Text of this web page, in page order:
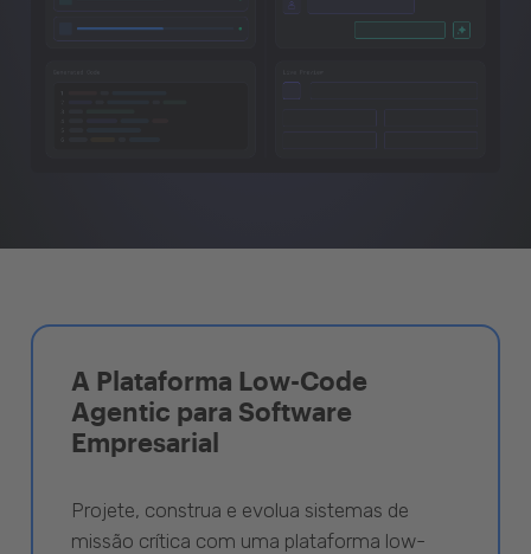
A Plataforma Low-Code
Agentic para Software
Empresarial
Projete, construa e evolua sistemas de
missão crítica com uma plataforma low-